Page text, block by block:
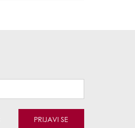
PRIJAVI SE